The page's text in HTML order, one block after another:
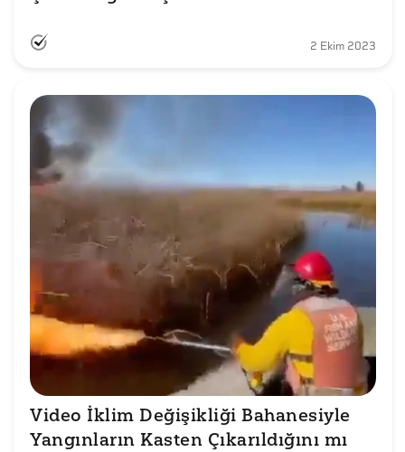
2 Ekim 2023
Video İklim Değişikliği Bahanesiyle
Yangınların Kasten Çıkarıldığını mı